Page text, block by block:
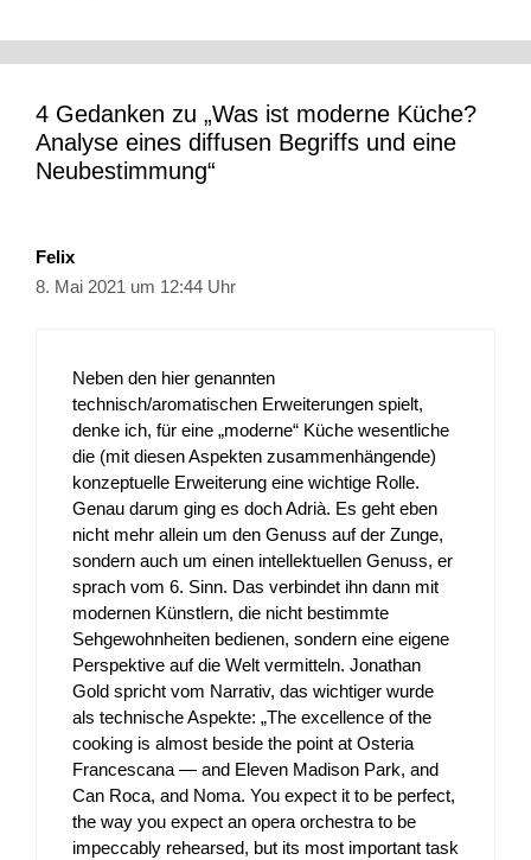
4 Gedanken zu „Was ist moderne Küche?
Analyse eines diffusen Begriffs und eine
Neubestimmung“
Felix
8. Mai 2021 um 12:44 Uhr
Neben den hier genannten
technisch/aromatischen Erweiterungen spielt,
denke ich, für eine „moderne“ Küche wesentliche
die (mit diesen Aspekten zusammenhängende)
konzeptuelle Erweiterung eine wichtige Rolle.
Genau darum ging es doch Adrià. Es geht eben
nicht mehr allein um den Genuss auf der Zunge,
sondern auch um einen intellektuellen Genuss, er
sprach vom 6. Sinn. Das verbindet ihn dann mit
modernen Künstlern, die nicht bestimmte
Sehgewohnheiten bedienen, sondern eine eigene
Perspektive auf die Welt vermitteln. Jonathan
Gold spricht vom Narrativ, das wichtiger wurde
als technische Aspekte: „The excellence of the
cooking is almost beside the point at Osteria
Francescana — and Eleven Madison Park, and
Can Roca, and Noma. You expect it to be perfect,
the way you expect an opera orchestra to be
impeccably rehearsed, but its most important task